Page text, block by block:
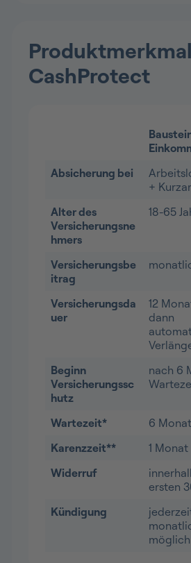
CashProtect
Absicherung bei
+
Alter des
Versicherungsne
hmers
18-65
Versicherungsbe
itrag
Versicherungsda
uer
12
dann
Beginn
Versicherungssc
hutz
nach 6
Wartezeit* 6
Karenzzeit**
1 Monat
Widerruf
ersten
Kündigung
möglich